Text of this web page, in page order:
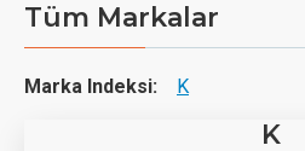
Tüm Markalar
Marka Indeksi: K
K